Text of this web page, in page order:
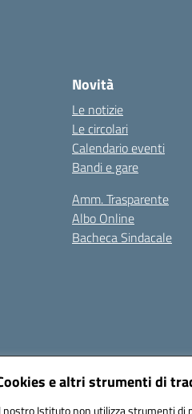
e altri strumenti di
nostro Istituto non utilizza strumenti di
Novità
Le notizie
Le circolari
Calendario eventi
Bandi e gare
Amm. Trasparente
Albo Online
Bacheca Sindacale